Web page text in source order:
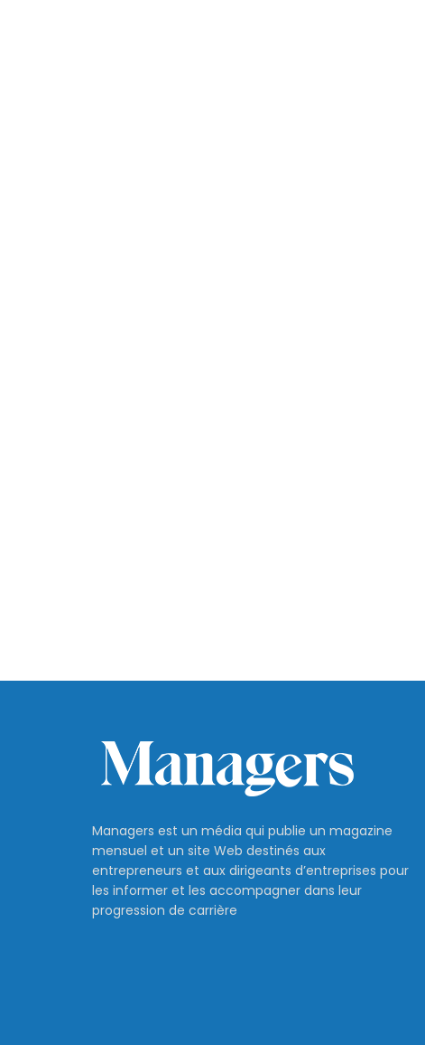
Managers est un média qui publie un magazine
mensuel et un site Web destinés aux
entrepreneurs et aux dirigeants d’entreprises pour
les informer et les accompagner dans leur
progression de carrière